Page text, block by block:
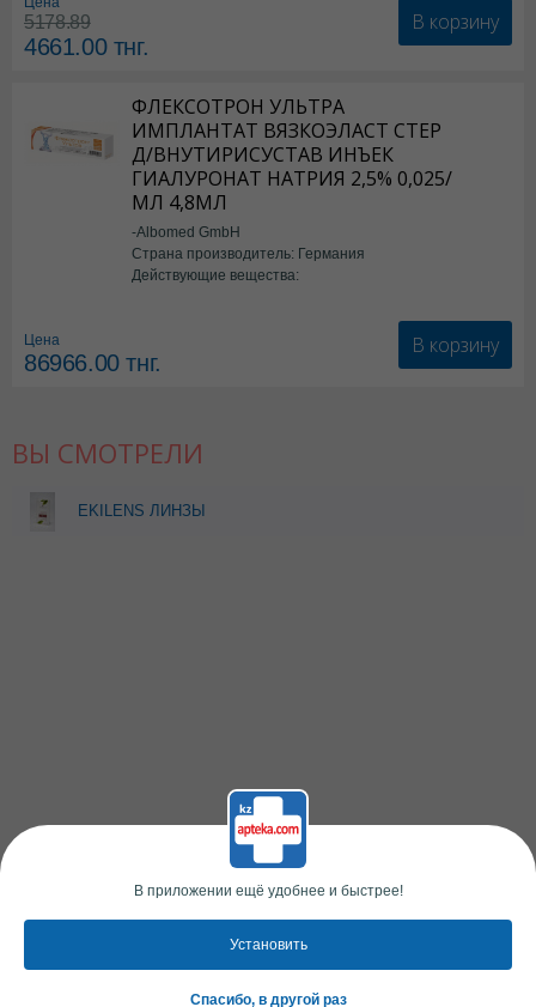
5178.89
4661.00тнг.
В корзину
ФЛЕКСОТРОН УЛЬТРА
ИМПЛАНТАТ ВЯЗКОЭЛАСТ СТЕР
Д/ВНУТИРИСУСТАВ ИНЪЕК
ГИАЛУРОНАТ НАТРИЯ 2,5% 0,025/
МЛ 4,8МЛ
-Albomed GmbH
Страна производитель: Германия
Действующие вещества:
Цена
86966.00тнг.
В корзину
ВЫ СМОТРЕЛИ
EKILENS ЛИНЗЫ
В приложении ещё удобнее и быстрее!
Установить
Спасибо, в другой раз